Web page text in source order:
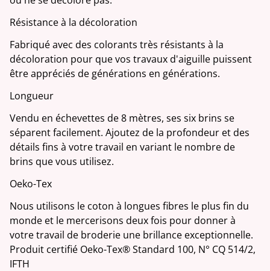
Résistance à la décoloration
Fabriqué avec des colorants très résistants à la
décoloration pour que vos travaux d'aiguille puissent
être appréciés de générations en générations.
Longueur
Vendu en échevettes de 8 mètres, ses six brins se
séparent facilement. Ajoutez de la profondeur et des
détails fins à votre travail en variant le nombre de
brins que vous utilisez.
Oeko-Tex
Nous utilisons le coton à longues fibres le plus fin du
monde et le mercerisons deux fois pour donner à
votre travail de broderie une brillance exceptionnelle.
Produit certifié Oeko-Tex® Standard 100, N° CQ 514/2,
IFTH